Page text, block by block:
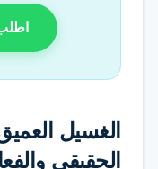
الغسيل
الحقيقي